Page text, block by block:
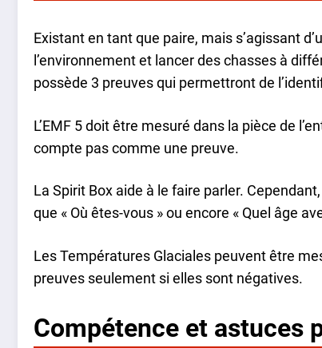
Existant en tant que paire, mais s’agissant
l’environnement et lancer des chasses à
possède 3 preuves qui permettront de
L’EMF 5 doit être mesuré dans la pièce de
compte pas comme une preuve.
La Spirit Box aide à le faire parler.
que « Où êtes-vous » ou encore « Quel âge
Les Températures Glaciales peuvent être
preuves seulement si elles sont négatives.
Compétence et astuces